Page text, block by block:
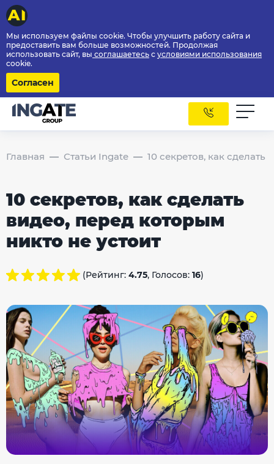
Мы используем файлы cookie. Чтобы улучшить работу сайта и
предоставить вам больше возможностей. Продолжая
использовать сайт, вы соглашаетесь с условиями использования
cookie.
Согласен
Главная Статьи Ingate 10 секретов, как
10 секретов, как сделать
видео, перед которым
никто не устоит
(Рейтинг: 4.75, Голосов: 16)